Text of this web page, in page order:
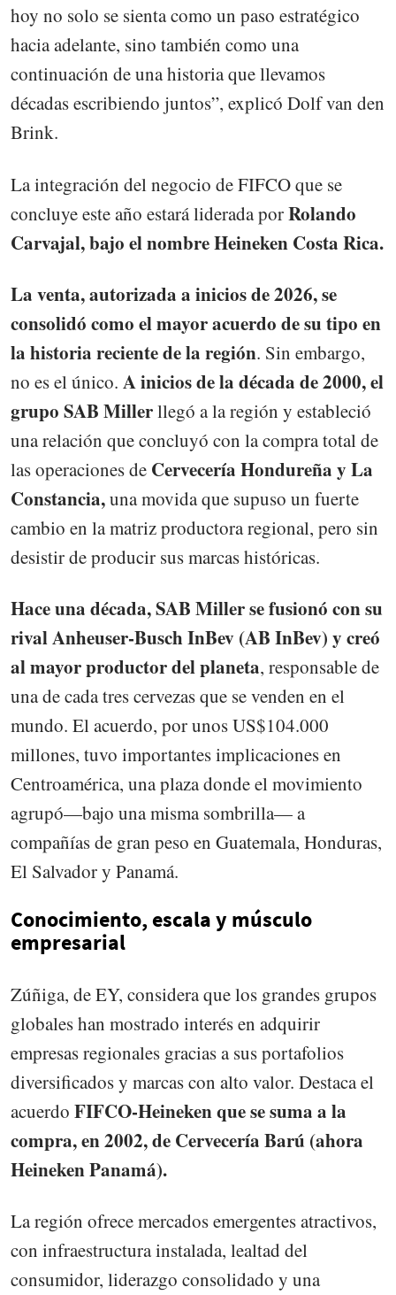
hoy no solo se sienta como un paso estratégico
hacia adelante, sino también como una
continuación de una historia que llevamos
décadas escribiendo juntos”, explicó Dolf van den
Brink.
La integración del negocio de FIFCO que se
concluye este año estará liderada porRolando
Carvajal, bajo el nombre Heineken Costa Rica.
La venta, autorizada a inicios de 2026, se
consolidó como el mayor acuerdo de su tipo en
la historia reciente de la región. Sin embargo,
no es el único. A inicios de la década de 2000, el
grupo SAB Millerllegó a la región y estableció
una relación que concluyó con la compra total de
las operaciones de Cervecería Hondureña y La
Constancia,una movida que supuso un fuerte
cambio en la matriz productora regional, pero sin
desistir de producir sus marcas históricas.
Hace una década, SAB Miller se fusionó con su
rival Anheuser-Busch InBev (AB InBev) y creó
al mayor productor del planeta, responsable de
una de cada tres cervezas que se venden en el
mundo. El acuerdo, por unos US$104.000
millones, tuvo importantes implicaciones en
Centroamérica, una plaza donde el movimiento
agrupó—bajo una misma sombrilla— a
compañías de gran peso en Guatemala, Honduras,
El Salvador y Panamá.
Conocimiento, escala y músculo
empresarial
Zúñiga, de EY, considera que los grandes grupos
globales han mostrado interés en adquirir
empresas regionales gracias a sus portafolios
diversificados y marcas con alto valor. Destaca el
acuerdo FIFCO-Heineken que se suma a la
compra, en 2002, de Cervecería Barú (ahora
Heineken Panamá).
La región ofrece mercados emergentes atractivos,
con infraestructura instalada, lealtad del
consumidor, liderazgo consolidado y una